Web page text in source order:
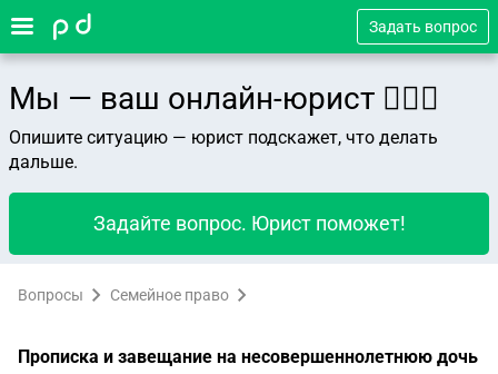
Задать вопрос
Мы — ваш онлайн-юрист 👨🏻‍⚖️
Опишите ситуацию — юрист подскажет, что делать
дальше.
Задайте вопрос. Юрист поможет!
Вопросы Семейное право
Прописка и завещание на несовершеннолетнюю дочь